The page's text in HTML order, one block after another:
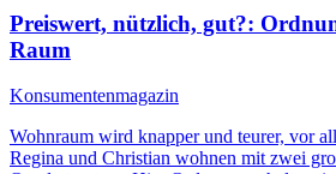
Preiswert, nützlich, gut?:
Raum
Konsumentenmagazin
Wohnraum wird knapper und teurer, vor
Regina und Christian wohnen mit zwei